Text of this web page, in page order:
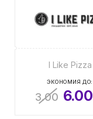
I Like Pizza
ЭКОНОМИЯ ДО:
3.00 6.00